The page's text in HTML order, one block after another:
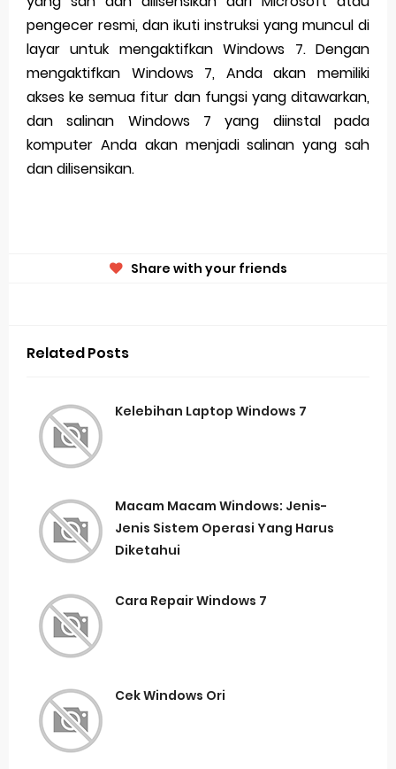
pengecer resmi, dan ikuti instruksi yang muncul di
layar untuk mengaktifkan Windows 7. Dengan
mengaktifkan Windows 7, Anda akan memiliki
akses ke semua fitur dan fungsi yang ditawarkan,
dan salinan Windows 7 yang diinstal pada
komputer Anda akan menjadi salinan yang sah
dan dilisensikan.
Share with your friends
Related Posts
Kelebihan Laptop Windows 7
Macam Macam Windows: Jenis-
Jenis Sistem Operasi Yang Harus
Diketahui
Cara Repair Windows 7
Cek Windows Ori